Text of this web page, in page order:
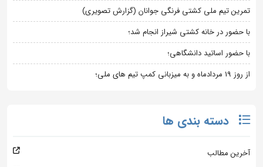
تمرین تیم ملی کشتی فرنگی جوانان (گزارش تصویری)
با حضور در خانه کشتی شیراز انجام شد؛
با حضور اساتید دانشگاهی؛
از روز 19 مردادماه و به میزبانی کمپ تیم های ملی؛
دسته بندی ها
آخرین مطالب